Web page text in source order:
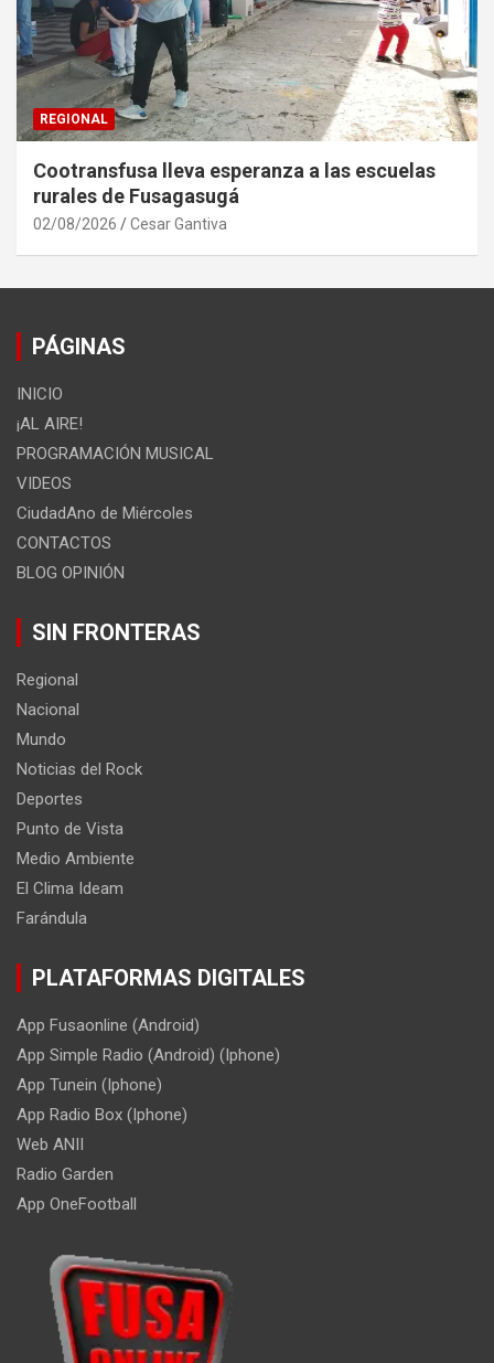
REGIONAL
Cootransfusa lleva esperanza a las escuelas
rurales de Fusagasugá
02/08/2026 Cesar Gantiva
PÁGINAS
INICIO
¡AL AIRE!
PROGRAMACIÓN MUSICAL
VIDEOS
CiudadAno de Miércoles
CONTACTOS
BLOG OPINIÓN
SIN FRONTERAS
Regional
Nacional
Mundo
Noticias del Rock
Deportes
Punto de Vista
Medio Ambiente
El Clima Ideam
Farándula
PLATAFORMAS DIGITALES
App Fusaonline (Android)
App Simple Radio (Android) (Iphone)
App Tunein (Iphone)
App Radio Box (Iphone)
Web ANII
Radio Garden
App OneFootball